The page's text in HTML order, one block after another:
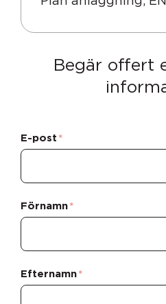
Begär offert
E-post *
Förnamn *
Efternamn *